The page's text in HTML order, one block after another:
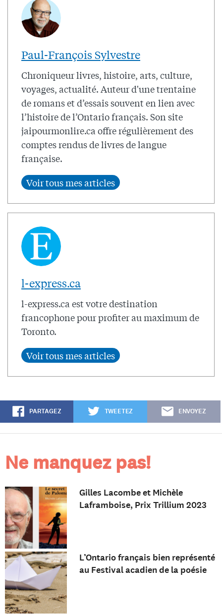
Paul-François Sylvestre
Chroniqueur livres, histoire, arts, culture,
voyages, actualité. Auteur d'une trentaine
de romans et d’essais souvent en lien avec
l’histoire de l’Ontario français. Son site
jaipourmonlire.ca offre régulièrement des
comptes rendus de livres de langue
française.
l-express.ca
l-express.ca est votre destination
francophone pour profiter au maximum de
Toronto.
PARTAGEZ TWEETEZ ENVOYEZ
Ne manquez pas!
Gilles Lacombe et Michèle
Laframboise, Prix Trillium 2023
L’Ontario français bien représenté
au Festival acadien de la poésie